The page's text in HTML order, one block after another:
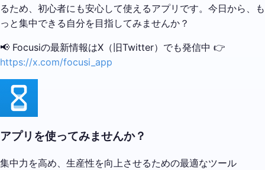
るため、初心者にも安心して使えるアプリです。今日から、も
っと集中できる自分を目指してみませんか？
📢 Focusiの最新情報はX（旧Twitter）でも発信中 👉
https://x.com/focusi_app
アプリを使ってみませんか？
集中力を高め、生産性を向上させるための最適なツール